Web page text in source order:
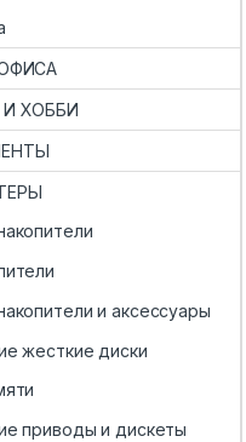
ХОББИ
и аксессуары
жесткие диски
приводы и дискеты